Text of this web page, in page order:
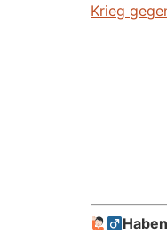
Krieg